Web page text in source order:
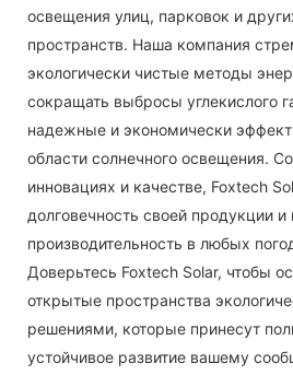
освещения улиц, парковок и
пространств. Наша компания
экологически чистые методы
сокращать выбросы углекислого
надежные и экономически
области солнечного освещения.
инновациях и качестве, Foxtech
долговечность своей продукции
производительность в любых
Доверьтесь Foxtech Solar, чтобы
открытые пространства
решениями, которые принесут
устойчивое развитие вашему